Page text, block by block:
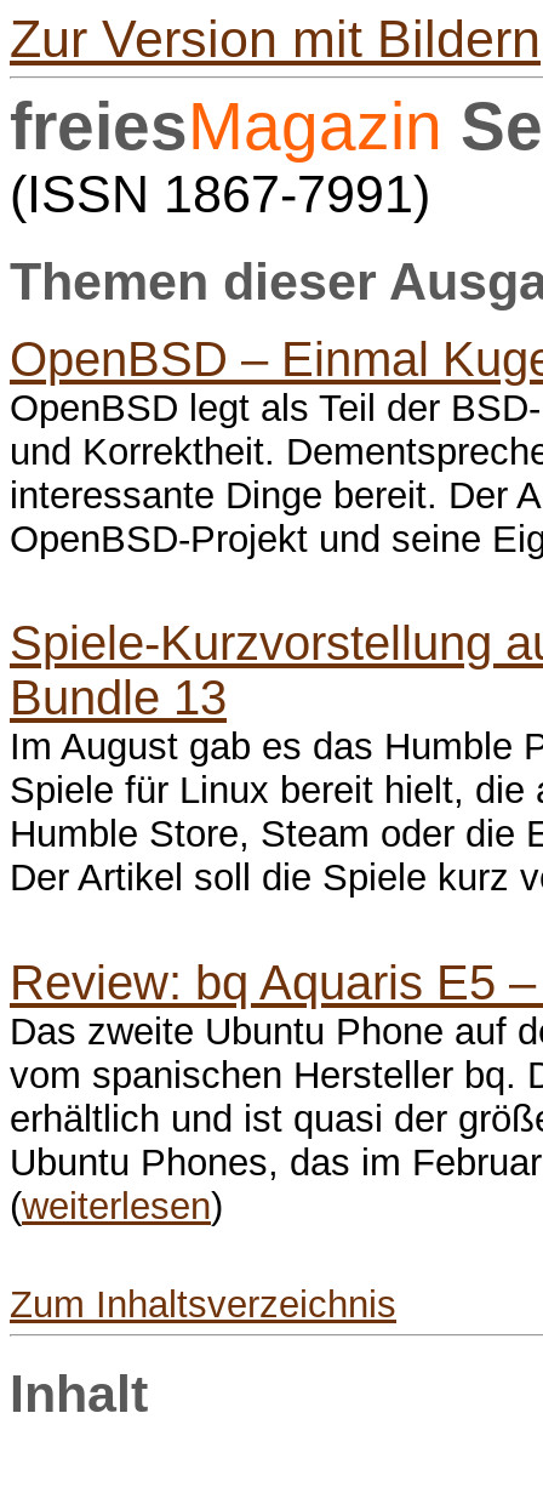
Zur Version mit Bildern
freiesMagazin
(ISSN 1867-7991)
Themen dieser
OpenBSD – Einmal
OpenBSD legt als Teil der
und Korrektheit.
interessante Dinge bereit. Der
OpenBSD-Projekt und seine
Spiele-Kurzvorstellung
Bundle 13
Im August gab es das Humble
Spiele für Linux bereit hielt,
Humble Store, Steam oder die
Der Artikel soll die Spiele kurz
Review: bq Aquaris E5
Das zweite Ubuntu Phone auf
vom spanischen Hersteller bq.
erhältlich und ist quasi der
Ubuntu Phones, das im
(weiterlesen)
Zum Inhaltsverzeichnis
Inhalt